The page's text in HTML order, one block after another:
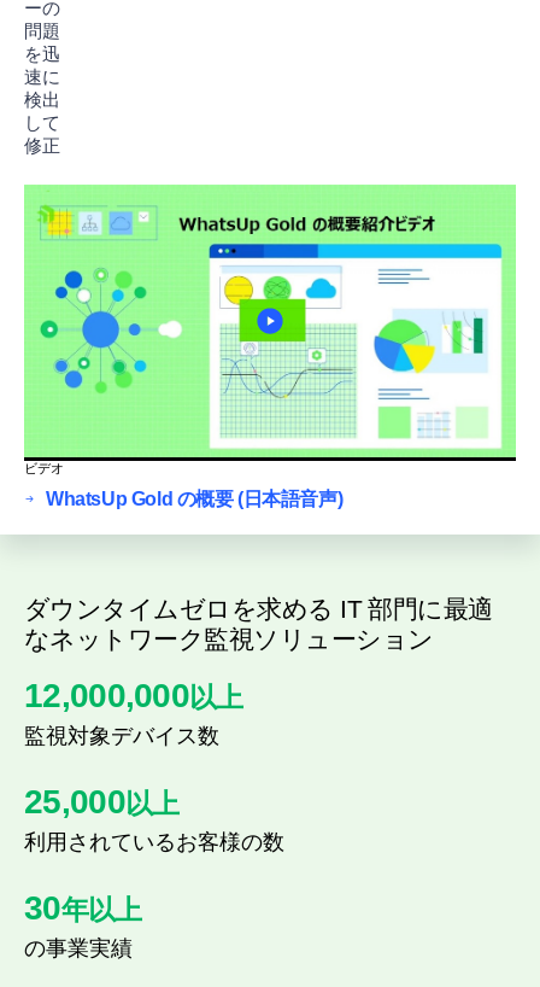
ーの
問題
を迅
速に
検出
して
修正
ビデオ
WhatsUp Gold の概要 (日本語音声)
ダウンタイムゼロを求める IT 部門に最適
なネットワーク監視ソリューション
12,000,000以上
監視対象デバイス数
25,000以上
利用されているお客様の数
30年以上
の事業実績